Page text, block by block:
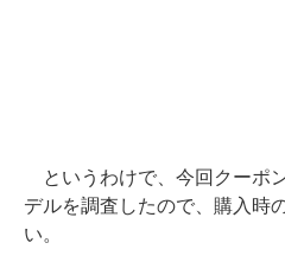
というわけで、今回クーポ
デルを調査したので、購入時
い。